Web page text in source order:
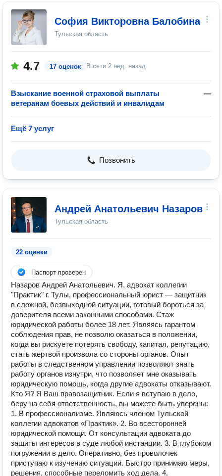
София Викторовна Балобина
Тульская область
4.7 17 оценок В сети 2 нед. назад
Взыскание военной страховой выплаты
ветеранам боевых действий и инвалидам
—
Ещё 7 услуг
Позвонить
Андрей Анатольевич Назаров
Тульская область
22 оценки
Паспорт проверен
Назаров Андрей Анатольевич. Я, адвокат коллегии
"Практик" г. Тулы, профессиональный юрист — защитник
в сложной, безвыходной ситуации, готовый бороться за
доверителя всеми законными способами. Стаж
юридической работы более 18 лет. Являясь гарантом
соблюдения прав, не позволю оказаться в положении,
когда вы рискуете потерять свободу, капитал, репутацию,
стать жертвой произвола со стороны органов. Опыт
работы в следственном управлении позволяют знать
работу органов изнутри, что позволяет мне оказывать
юридическую помощь, когда другие адвокаты отказывают.
Кто Я? Я Ваш правозащитник. Если я вступаю в дело,
беру на себя ответственность, вы можете быть уверены:
1. В профессионализме. Являюсь членом Тульской
коллегии адвокатов «Практик». 2. Во всесторонней
юридической помощи. От консультации адвоката до
защиты интересов в суде любой инстанции. 3. В глубоком
погружении в дело. Оперативно, без проволочек
приступаю к изучению ситуации. Быстро принимаю меры,
решения, способные переломить ход дела. 4.